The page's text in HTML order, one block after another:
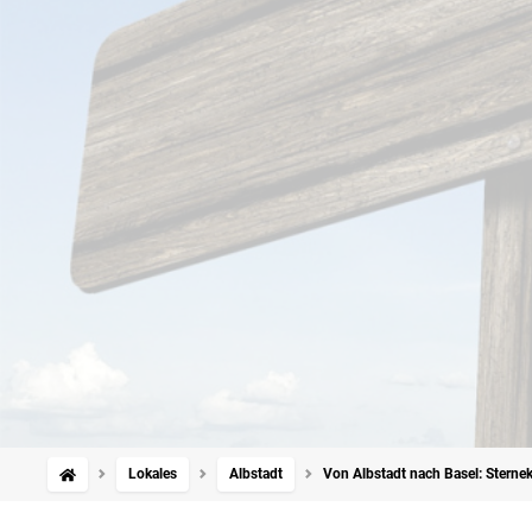
Lokales Albstadt Von Albstadt nach Basel: